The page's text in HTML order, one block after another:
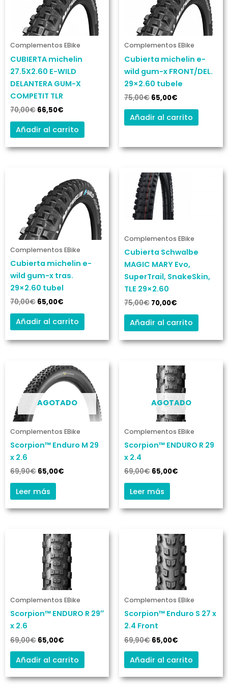
Complementos EBike
CUBIERTA michelin
27.5X2.60 E-WILD
DELANTERA GUM-X
COMPETIT TLR
70,00€
era:
70,00€.
66,50€
es:
66,50€.
Añadir al carrito
Complementos EBike
Cubierta michelin e-
wild gum-x FRONT/DEL.
29×2.60 tubele
75,00€
era:
75,00€.
65,00€
es:
65,00€.
Añadir al carrito
Complementos EBike
Cubierta michelin e-
wild gum-x tras.
29×2.60 tubel
70,00€
original
era:
70,00€.
65,00€
precio
actual
es:
65,00€.
Añadir al carrito
Complementos EBike
Cubierta Schwalbe
MAGIC MARY Evo,
SuperTrail, SnakeSkin,
TLE 29×2.60
75,00€
El
precio
original
era:
75,00€.
70,00€
Añadir al carrito
AGOTADO
Complementos EBike
Scorpion™ Enduro M 29
x 2.6
69,90€
precio
original
era:
69,90€.
65,00€
El
precio
actual
65,00€.
Leer más
AGOTADO
Complementos EBike
Scorpion™ ENDURO R 29
x 2.4
69,00€
precio
original
era:
69,00€.
65,00€
El
precio
actual
es:
65,00€.
Leer más
Complementos EBike
Scorpion™ ENDURO R 29″
x 2.6
69,00€
precio
original
era:
69,00€.
65,00€
El
precio
actual
es:
65,00€.
Añadir al carrito
Complementos EBike
Scorpion™ Enduro S 27 x
2.4 Front
69,90€
El
precio
original
era:
69,90€.
65,00€
El
precio
actual
es:
65,00€.
Añadir al carrito